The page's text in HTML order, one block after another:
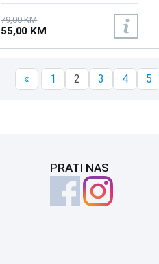
79,00 KM
55,00 KM
« 1 2 3 4 5
PRATI NAS